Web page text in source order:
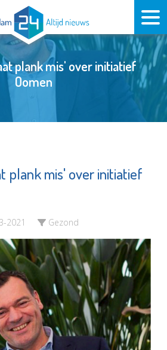
plank mis' over initiatief
Oomen
plank mis' over initiatief
2021 Gezond